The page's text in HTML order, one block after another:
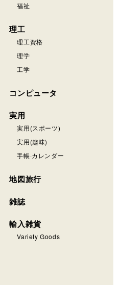
福祉
理工
理工資格
理学
工学
コンピュータ
実用
実用(スポーツ)
実用(趣味)
手帳·カレンダー
地図旅行
雑誌
輸入雑貨
Variety Goods